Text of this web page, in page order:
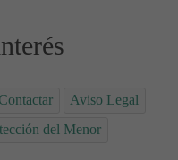
Aviso Legal
del Menor